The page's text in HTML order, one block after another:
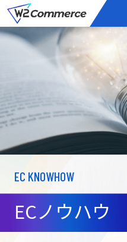
サ
PRICE
料金
導
USEFUL
お
EC KNOWHOW
ECノウハウ